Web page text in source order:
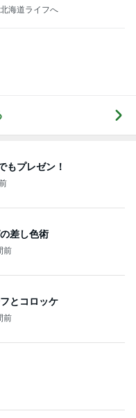
海道ライフへ
もプレゼン！
差し色術
前
とコロッケ
前